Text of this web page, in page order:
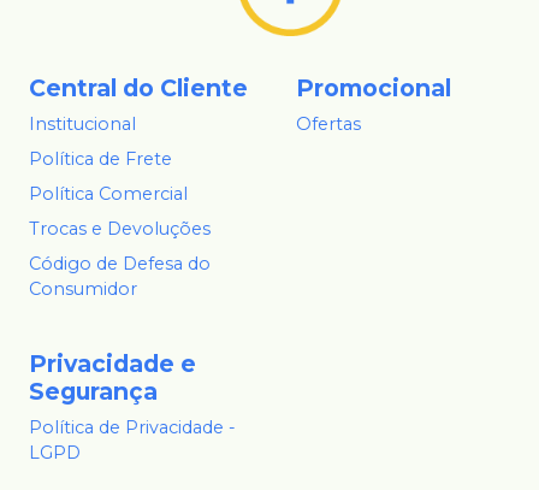
Central do Cliente
Institucional
Política de Frete
Política Comercial
Trocas e Devoluções
Código de Defesa do
Consumidor
Promocional
Ofertas
Privacidade e
Segurança
Política de Privacidade -
LGPD